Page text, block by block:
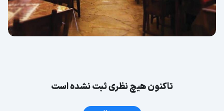
تاکنون هیچ نظری ثبت نشده است